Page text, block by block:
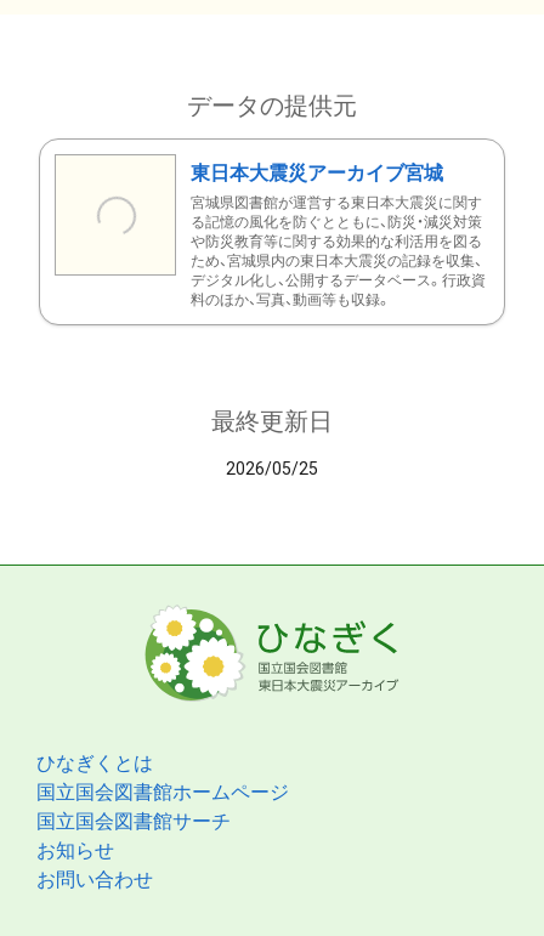
データの提供元
東日本大震災アーカイブ宮城
宮城県図書館が運営する東日本大震災に関す
る記憶の風化を防ぐとともに、防災・減災対策
や防災教育等に関する効果的な利活用を図る
ため、宮城県内の東日本大震災の記録を収集、
デジタル化し、公開するデータベース。行政資
料のほか、写真、動画等も収録。
最終更新日
2026/05/25
ひなぎくとは
国立国会図書館ホームページ
国立国会図書館サーチ
お知らせ
お問い合わせ